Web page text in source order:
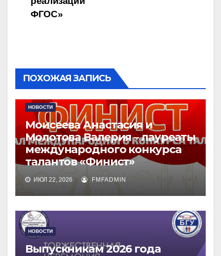
ФГОС»
ПОХОЖАЯ ЗАПИСЬ
НОВОСТИ
Моисеева Анастасия и
Молотова Валерия – лауреаты
международного конкурса
талантов «Финист»
ИЮЛ 22, 2026 FMFADMIN
НОВОСТИ
Выпускникам 2026 года